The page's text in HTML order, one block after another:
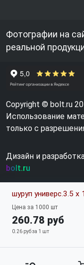
Цена за 1000 шт
260.78 руб
0.26 руб за 1 шт
Фотографии на
реальной
Copyright © bolt.ru
Использование
только с
Дизайн и
bolt.ru